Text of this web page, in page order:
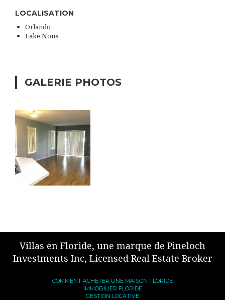
LOCALISATION
Orlando
Lake Nona
GALERIE PHOTOS
Villas en Floride, une marque de Pineloch
Investments Inc, Licensed Real Estate Broker
COMMENT ACHETER UNE MAISON FLORIDE
IMMOBILIER FLORIDE
GESTION LOCATIVE